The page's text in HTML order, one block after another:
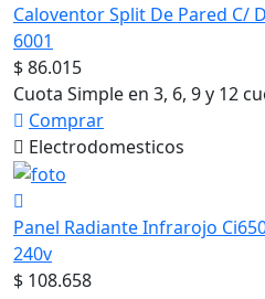
Caloventor Split De Pared C/
6001
$ 86.015
Cuota Simple en 3, 6, 9 y 12
Comprar
Electrodomesticos
Panel Radiante Infrarojo
240v
$ 108.658